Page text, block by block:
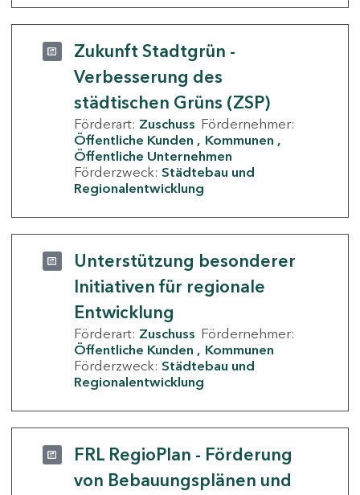
Zukunft Stadtgrün -
Verbesserung des
städtischen Grüns (ZSP)
Förderart: Zuschuss Fördernehmer:
Öffentliche Kunden
Kommunen
Öffentliche Unternehmen
Förderzweck: Städtebau und
Regionalentwicklung
Unterstützung besonderer
Initiativen für regionale
Entwicklung
Förderart: Zuschuss Fördernehmer:
Öffentliche Kunden
Kommunen
Förderzweck: Städtebau und
Regionalentwicklung
FRL RegioPlan - Förderung
von Bebauungsplänen und